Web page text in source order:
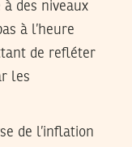
à des niveaux
à l’heure
de refléter
les
de l’inflation